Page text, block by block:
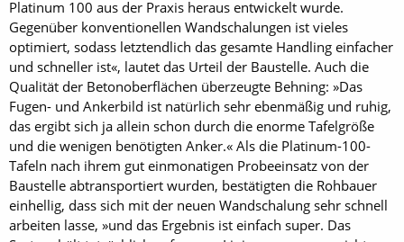
Platinum 100 aus der Praxis heraus entwickelt wurde.
Gegenüber konventionellen Wandschalungen ist vieles
optimiert, sodass letztendlich das gesamte Handling einfacher
und schneller ist«, lautet das Urteil der Baustelle. Auch die
Qualität der Betonoberflächen überzeugte Behning: »Das
Fugen- und Ankerbild ist natürlich sehr ebenmäßig und ruhig,
das ergibt sich ja allein schon durch die enorme Tafelgröße
und die wenigen benötigten Anker.« Als die Platinum-100-
Tafeln nach ihrem gut einmonatigen Probeeinsatz von der
Baustelle abtransportiert wurden, bestätigten die Rohbauer
einhellig, dass sich mit der neuen Wandschalung sehr schnell
arbeiten lasse, »und das Ergebnis ist einfach super. Das